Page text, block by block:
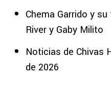
Chema Garrido y
River y Gaby Milito
Noticias de Chivas
de 2026